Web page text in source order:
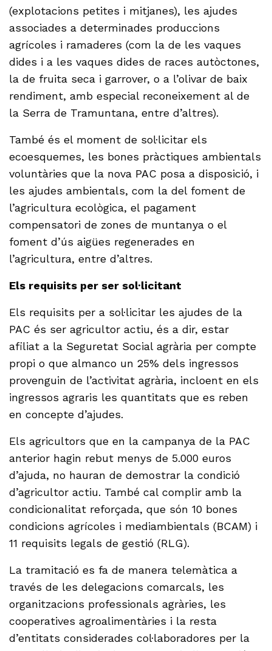
(explotacions petites i mitjanes), les ajudes
associades a determinades produccions
agrícoles i ramaderes (com la de les vaques
dides i a les vaques dides de races autòctones,
la de fruita seca i garrover, o a l’olivar de baix
rendiment, amb especial reconeixement al de
la Serra de Tramuntana, entre d’altres).
També és el moment de sol·licitar els
ecoesquemes, les bones pràctiques ambientals
voluntàries que la nova PAC posa a disposició, i
les ajudes ambientals, com la del foment de
l’agricultura ecològica, el pagament
compensatori de zones de muntanya o el
foment d’ús aigües regenerades en
l’agricultura, entre d’altres.
Els requisits per ser sol·licitant
Els requisits per a sol·licitar les ajudes de la
PAC és ser agricultor actiu, és a dir, estar
afiliat a la Seguretat Social agrària per compte
propi o que almanco un 25% dels ingressos
provenguin de l’activitat agrària, incloent en els
ingressos agraris les quantitats que es reben
en concepte d’ajudes.
Els agricultors que en la campanya de la PAC
anterior hagin rebut menys de 5.000 euros
d’ajuda, no hauran de demostrar la condició
d’agricultor actiu. També cal complir amb la
condicionalitat reforçada, que són 10 bones
condicions agrícoles i mediambientals (BCAM) i
11 requisits legals de gestió (RLG).
La tramitació es fa de manera telemàtica a
través de les delegacions comarcals, les
organitzacions professionals agràries, les
cooperatives agroalimentàries i la resta
d’entitats considerades col·laboradores per la